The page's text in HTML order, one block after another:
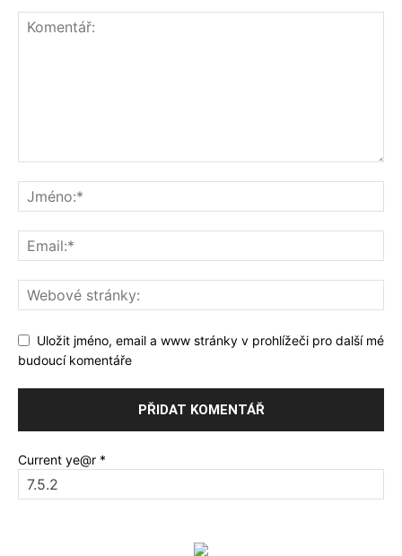
Uložit jméno, email a www stránky v prohlížeči pro další mé
budoucí komentáře
Current ye@r *